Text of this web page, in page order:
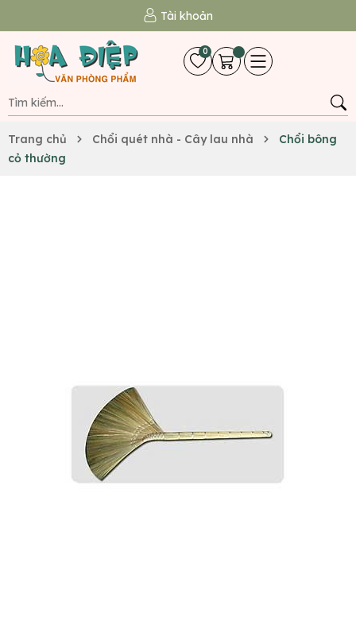
Tài khoản
0
Trang chủ Chổi quét nhà - Cây lau nhà
Chổi bông
cỏ thường